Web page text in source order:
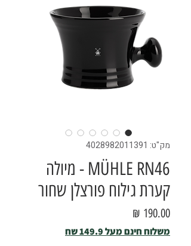
מק"ט: 4028982011391
MÜHLE RN46 - מיולה
קערת גילוח פורצלן שחור
משלוח חינם מעל 149.9 שח